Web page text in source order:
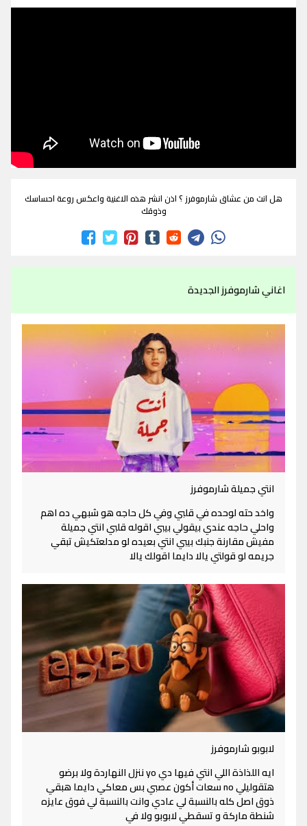
هل انت من عشاق شارموفرز ؟ اذن انشر هذه الاغنية واعكس روعة احساسك
وذوقك
اغاني شارموفرز الجديدة
انتي جميلة شارموفرز
واخد حته لوحده في قلبي وفي كل حاجه هو شبهي ده اهم
واحلي حاجه عندي بيقولي بيبي اقوله قلبي انتي جميلة
مفيش مقارنة جنبك بيبي انتي بعيده لو مدلعتكيش تبقي
جريمه لو قولتي يالا دايما اقولك يالا
لابوبو شارموفرز
ايه اللذاذة اللي انتي فيها دي yo ننزل النهاردة ولا برضو
هتقوليلي no سعات أكون عصبي بس معاكي دايما هبقي
ذوق اصل كله بالنسبة لي عادي وانت بالنسبة لي فوق عايزه
شنطة ماركة و تسقطي لابوبو ولا في